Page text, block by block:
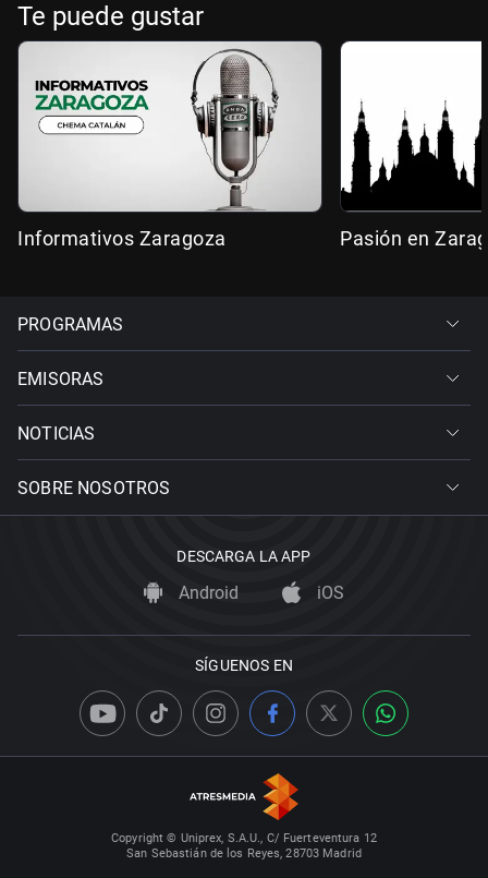
Te puede gustar
Informativos Zaragoza Pasión en
PROGRAMAS
EMISORAS
NOTICIAS
SOBRE NOSOTROS
DESCARGA LA APP
Android iOS
SÍGUENOS EN
Copyright © Uniprex, S.A.U., C/ Fuerteventura 12
San Sebastián de los Reyes, 28703 Madrid